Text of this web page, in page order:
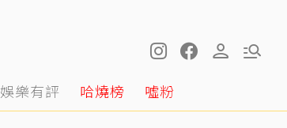
娛樂有評 哈燒榜 噓粉